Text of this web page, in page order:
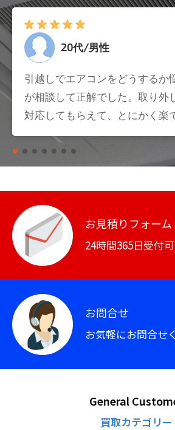
20代/男性
引越しでエアコンをどうするか
が相談して正解でした。取り外
対応してもらえて、とにかく楽
お見積りフォーム
24時間365日受付
お問合せ
お気軽にお問合せ
General
買取カテゴリー